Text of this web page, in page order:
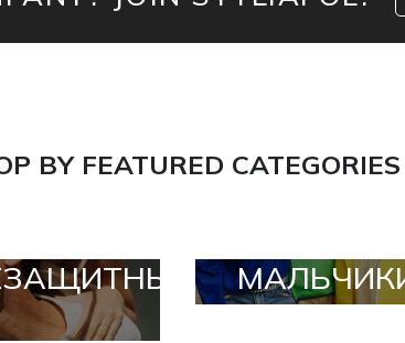
BY FEATURED CATEGORIES